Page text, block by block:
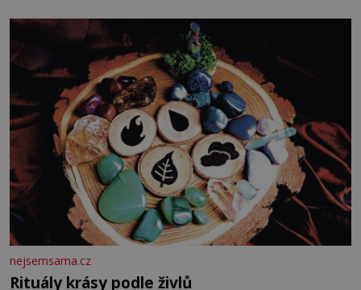
fyzický ani psychický nátlak. Syn brněnského řezníka
chce být knězem a
nejsemsama.cz
Rituály krásy podle živlů